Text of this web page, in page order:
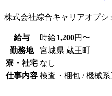
株式会社綜合キャリアオプシ
給与 時給1,200円〜
勤務地
宮城県 蔵王町
寮・社宅 なし
仕事内容 検査・梱包 / 機械